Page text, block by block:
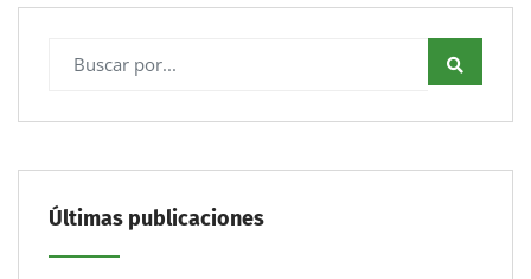
Últimas publicaciones